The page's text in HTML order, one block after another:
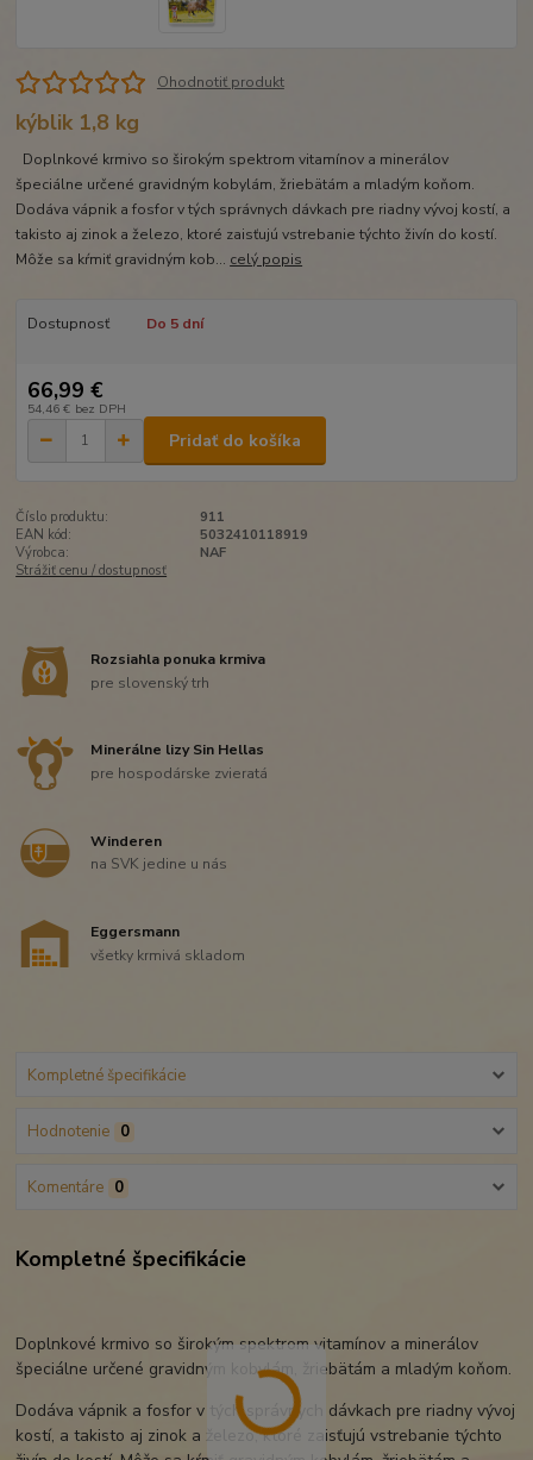
Ohodnotiť produkt
kýblik 1,8 kg
Doplnkové krmivo so širokým spektrom vitamínov a minerálov
špeciálne určené gravidným kobylám, žriebätám a mladým koňom.
Dodáva vápnik a fosfor v tých správnych dávkach pre riadny vývoj kostí, a
takisto aj zinok a železo, ktoré zaisťujú vstrebanie týchto živín do kostí.
Môže sa kŕmiť gravidným kob... celý popis
Dostupnosť Do 5 dní
66,99 €
54,46 € bez DPH
Pridať do košíka
Číslo produktu:
911
EAN kód:
5032410118919
Výrobca:
NAF
Strážiť cenu / dostupnosť
Rozsiahla ponuka krmiva
pre slovenský trh
Minerálne lizy Sin Hellas
pre hospodárske zvieratá
Winderen
na SVK jedine u nás
Eggersmann
všetky krmivá skladom
Kompletné špecifikácie
Hodnotenie 0
Komentáre 0
Kompletné špecifikácie
Doplnkové krmivo so širokým spektrom vitamínov a minerálov
špeciálne určené gravidným kobylám, žriebätám a mladým koňom.
Dodáva vápnik a fosfor v tých správnych dávkach pre riadny vývoj
kostí, a takisto aj zinok a železo, ktoré zaisťujú vstrebanie týchto